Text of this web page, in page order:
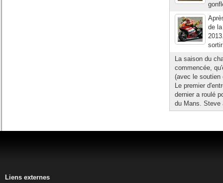
de
La saison du
commencée,
(avec le soutien
Le premier
dernier a roulé
du Mans. Steve
Liens externes